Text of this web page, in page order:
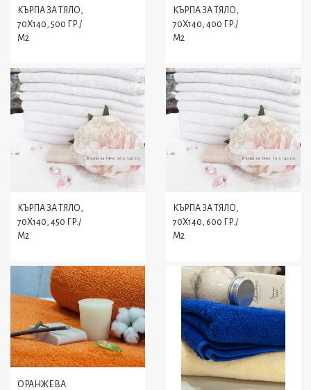
КЪРПА ЗА ТЯЛО,
70X140, 500 ГР./
М2
КЪРПА ЗА ТЯЛО,
70X140, 400 ГР./
М2
КЪРПА ЗА ТЯЛО,
70X140, 450 ГР./
М2
КЪРПА ЗА ТЯЛО,
70X140, 600 ГР./
М2
ОРАНЖЕВА